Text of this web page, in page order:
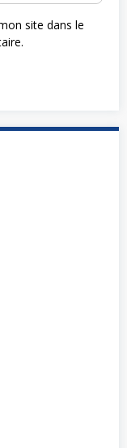
site dans le